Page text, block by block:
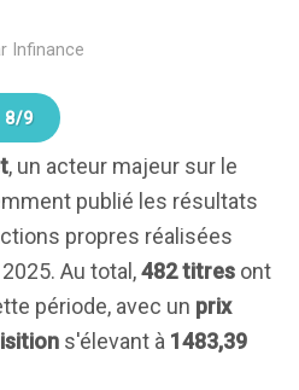
Infinance
8/9
, un acteur majeur sur le
publié les résultats
propres réalisées
Au total,482 titres ont
période, avec un prix
s'élevant à 1483,39